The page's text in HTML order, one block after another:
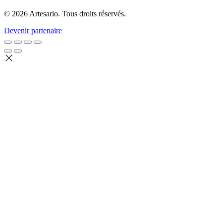
© 2026 Artesario. Tous droits réservés.
Devenir partenaire